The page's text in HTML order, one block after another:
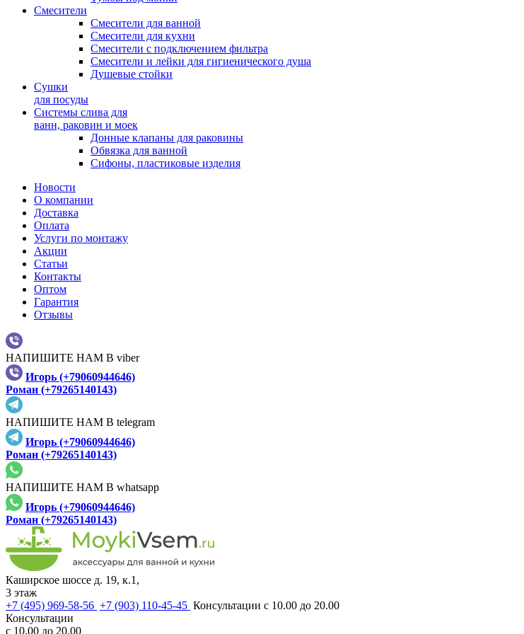
Смесители
Смесители для ванной
Смесители для кухни
Смесители с подключением фильтра
Cмесители и лейки для гигиенического душа
Душевые стойки
Сушки
для посуды
Системы слива для
ванн, раковин и моек
Донные клапаны для раковины
Обвязка для ванной
Сифоны, пластиковые изделия
Новости
О компании
Доставка
Оплата
Услуги по монтажу
Акции
Статьи
Контакты
Оптом
Гарантия
Отзывы
НАПИШИТЕ НАМ В viber
Игорь (+79060944646)
Роман (+79265140143)
НАПИШИТЕ НАМ В telegram
Игорь (+79060944646)
Роман (+79265140143)
НАПИШИТЕ НАМ В whatsapp
Игорь (+79060944646)
Роман (+79265140143)
Каширское шоссе д. 19, к.1,
3 этаж
+7 (495) 969-58-56 +7 (903) 110-45-45 Консультации с 10.00 до 20.00
Консультации
с 10.00 до 20.00